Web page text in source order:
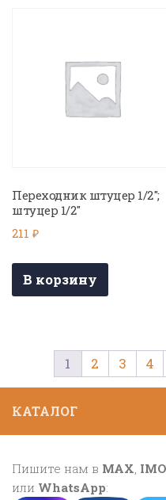
Переходник штуцер 1/2″;
штуцер 1/2″
211 ₽
В корзину
1 2 3 4
КАТАЛОГ
Пишите нам в MAX, IMO
или WhatsApp: